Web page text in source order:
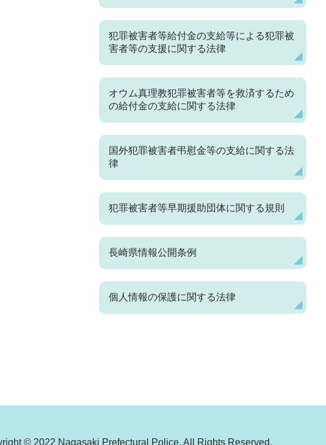
犯罪被害者等給付金の支給等による犯罪被
害者等の支援に関する法律
オウム真理教犯罪被害者等を救済するため
の給付金の支給に関する法律
国外犯罪被害者弔慰金等の支給に関する法
律
犯罪被害者等早期援助団体に関する規則
長崎県情報公開条例
個人情報の保護に関する法律
© 2022 Nagasaki Prefectural Police, All Rights Reserved.